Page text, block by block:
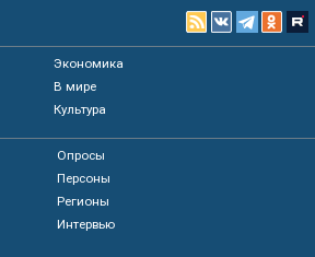
Экономика
В мире
Культура
Опросы
Персоны
Регионы
Интервью